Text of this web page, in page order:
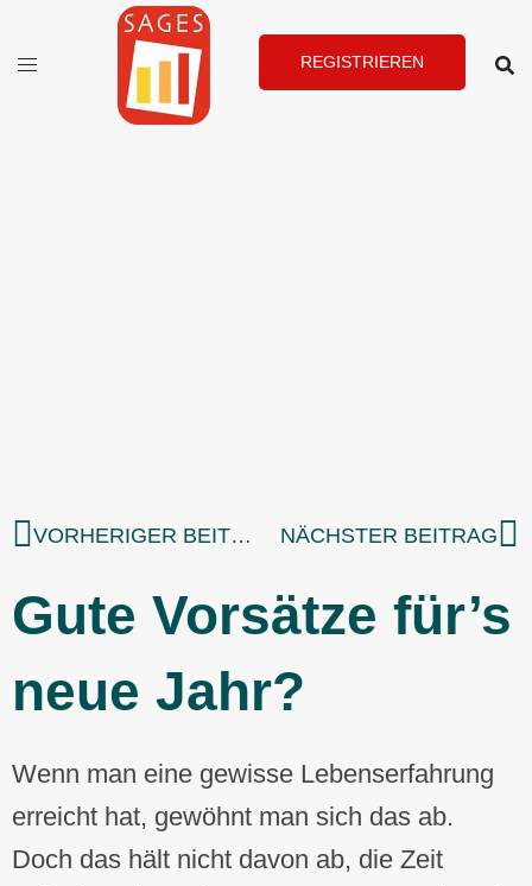
REGISTRIEREN
VORHERIGER BEITRAG NÄCHSTER BEITRAG
Gute Vorsätze für’s
neue Jahr?
Wenn man eine gewisse Lebenserfahrung
erreicht hat, gewöhnt man sich das ab.
Doch das hält nicht davon ab, die Zeit